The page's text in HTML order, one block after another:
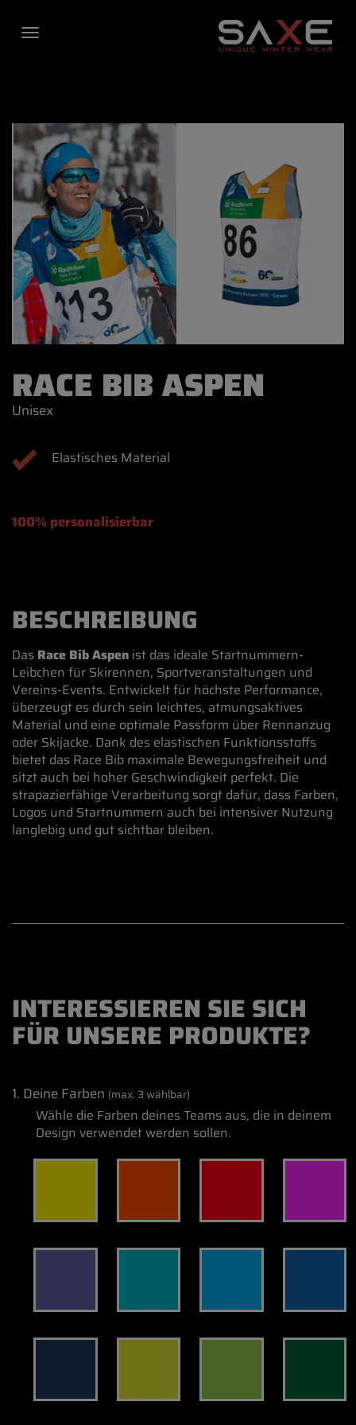
FREIZEIT JACKEN
MULTISPORT
ACCESSORIES
RACE BIB ASPEN
Unisex
Elastisches Material
100% personalisierbar
BESCHREIBUNG
Das Race Bib Aspen ist das ideale Startnummern-
Leibchen für Skirennen, Sportveranstaltungen und
Vereins-Events. Entwickelt für höchste Performance,
überzeugt es durch sein leichtes, atmungsaktives
Material und eine optimale Passform über Rennanzug
oder Skijacke. Dank des elastischen Funktionsstoffs
bietet das Race Bib maximale Bewegungsfreiheit und
sitzt auch bei hoher Geschwindigkeit perfekt. Die
strapazierfähige Verarbeitung sorgt dafür, dass Farben,
Logos und Startnummern auch bei intensiver Nutzung
langlebig und gut sichtbar bleiben.
INTERESSIEREN SIE SICH
FÜR UNSERE PRODUKTE?
1. Deine Farben (max. 3 wählbar)
Wähle die Farben deines Teams aus, die in deinem
Design verwendet werden sollen.